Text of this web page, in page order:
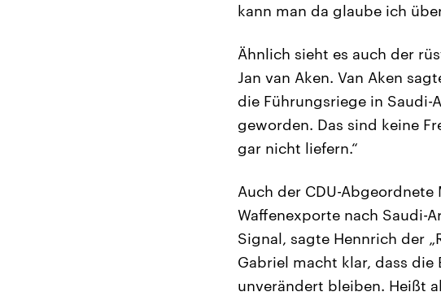
kann man da glaube ich
Ähnlich sieht es auch der
Jan van Aken. Van Aken
die Führungsriege in
geworden. Das sind keine
gar nicht liefern.“
Auch der CDU-
Waffenexporte nach Saudi-
Signal, sagte Hennrich der
Gabriel macht klar, dass
unverändert bleiben. Heißt